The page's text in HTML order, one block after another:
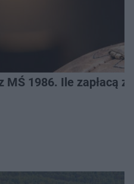
MŚ 1986. Ile zapłacą